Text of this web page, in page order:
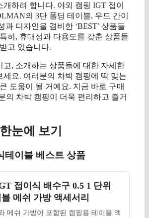
하려 합니다. 야외 캠핑 IGT 접이
의 3단 폴딩 테이블, 우드 간이
과 디자인을 겸비한 ‘BEST’ 상품들
히, 휴대성과 다용도를 갖춘 상품들
고 있습니다.
고, 소개하는 상품들에 대한 자세한
세요. 여러분의 차박 캠핑에 딱 맞는
도움이 될 거예요. 지금 바로 구매
의 차박 캠핑이 더욱 편리하고 즐거
눈에 보기
테이블 베스트 상품
접이식 배수구 0.5 1 단위
메쉬 가방 액세서리
메쉬 가방이 포함된 캠핑용 테이블 액